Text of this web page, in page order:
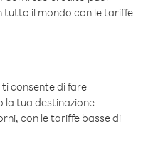
tutto il mondo con le tariffe
consente di fare
la tua destinazione
con le tariffe basse di